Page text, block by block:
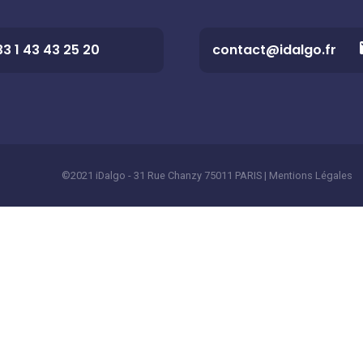
1 43 43 25 20 contact@idalgo.fr
©2021 iDalgo - 31 Rue Chanzy 75011 PARIS | Mentions Légales